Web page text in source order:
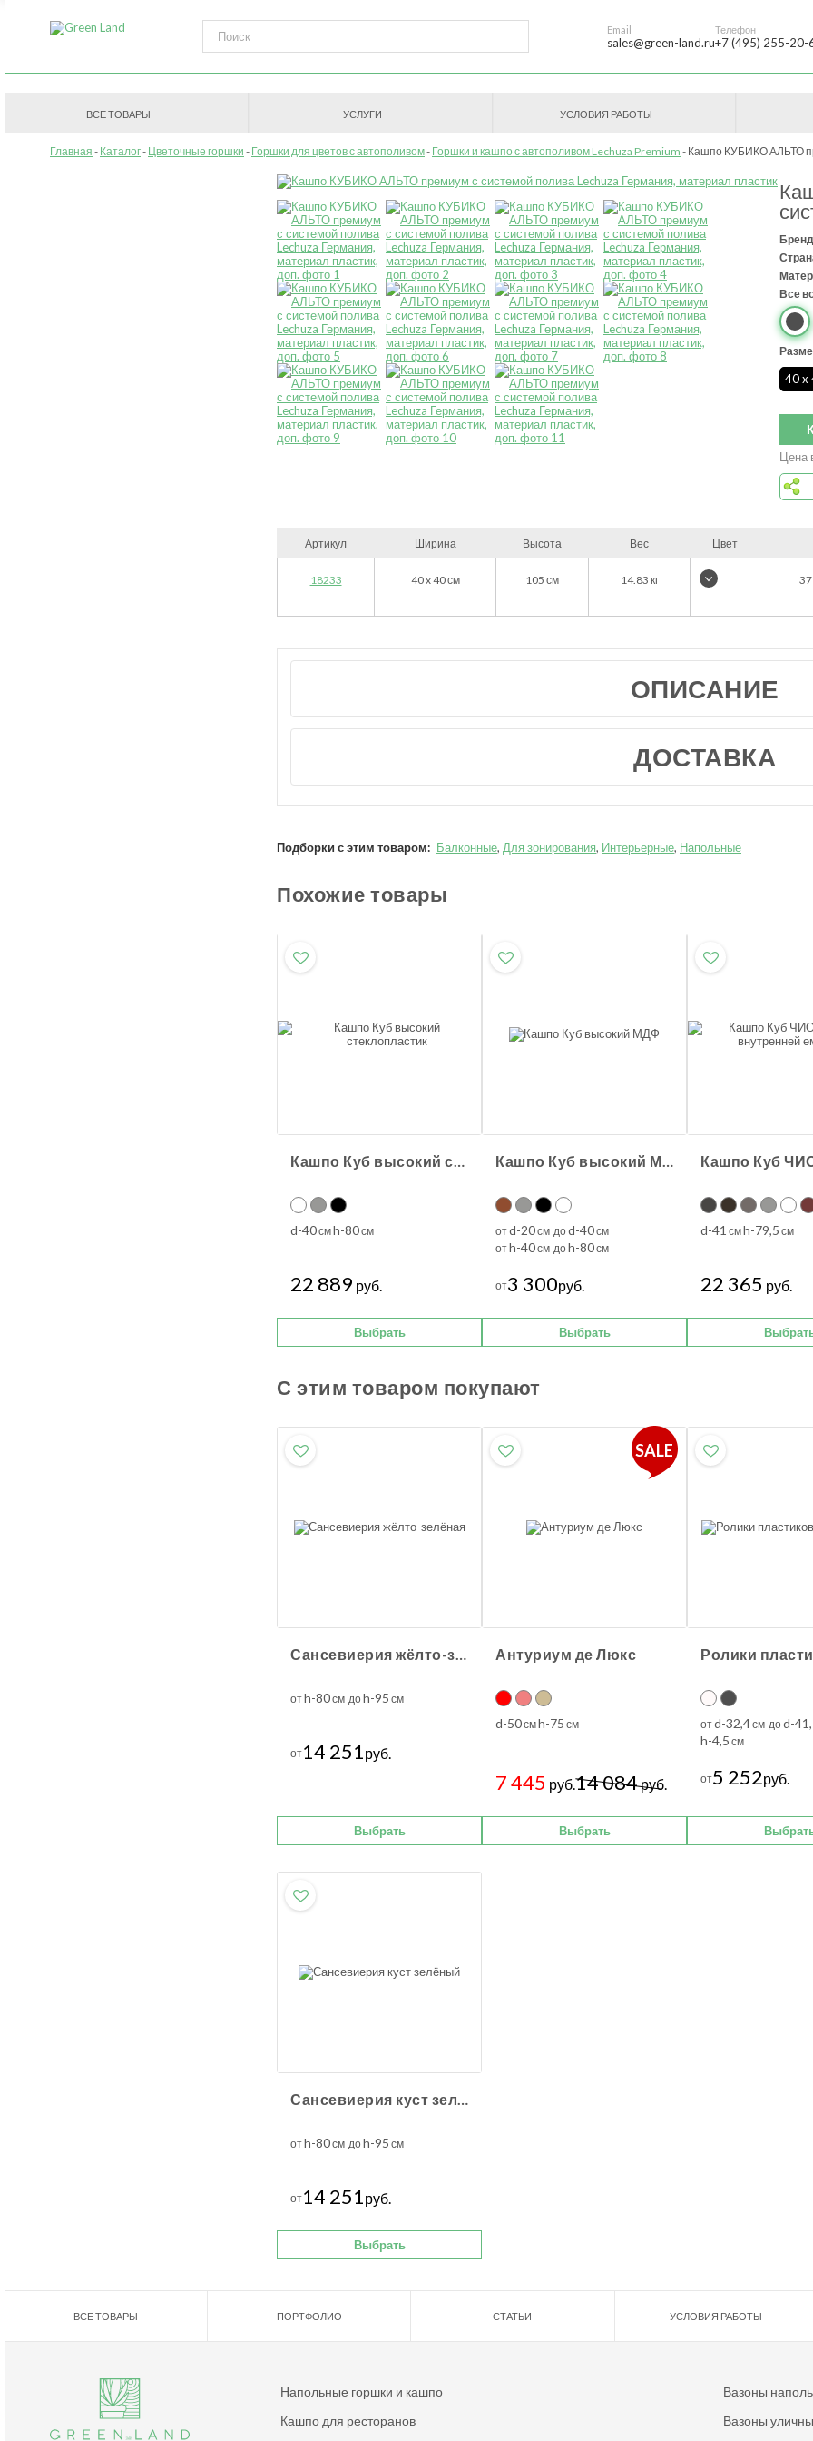
Email
sales@green-land.ru
Телефон
+7 (495) 255-20-
ВСЕ ТОВАРЫ УСЛУГИ УСЛОВИЯ РАБОТЫ
Главная Каталог Цветочные горшки Горшки для цветов с автополивом Горшки и кашпо с автополивом Lechuza Premium Кашпо КУБИКО АЛЬТО
Все
40 x
Цена
Артикул Ширина Высота Вес Цвет
18233 40 x 40см 105 см 14.83 кг
ОПИСАНИЕ
ДОСТАВКА
Подборки с этим товаром: Балконные, Для зонирования, Интерьерные, Напольные
Похожие товары
Кашпо Куб высокий стеклопластик
d-40смh-80см
22 889 руб.
Выбрать
Кашпо Куб высокий МДФ
отd-20см доd-40см
отh-40см доh-80см
от3 300руб.
Выбрать
d-41 смh-79,5 см
22 365 руб.
С этим товаром покупают
Сансевиерия жёлто-зелёная
отh-80см доh-95 см
от14 251руб.
Выбрать
SALE
Антуриум де Люкс
d-50смh-75 см
7 445 руб.14 084руб.
Выбрать
отd-32,4см доd-
h-4,5 см
от5 252руб.
Сансевиерия куст зелёный
отh-80см доh-95 см
от14 251руб.
Выбрать
ВСЕ ТОВАРЫ ПОРТФОЛИО СТАТЬИ УСЛОВИЯ РАБОТЫ
Напольные горшки и кашпо
Вазоны
Кашпо для ресторанов
Вазоны